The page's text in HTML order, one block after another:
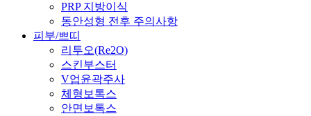
PRP 지방이식
동안성형 전후 주의사항
피부/쁘띠
리투오(Re2O)
스킨부스터
V업윤곽주사
체형보톡스
안면보톡스